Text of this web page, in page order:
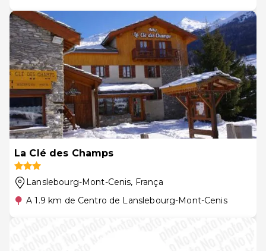
La Clé des Champs
Lanslebourg-Mont-Cenis, França
A 1.9 km de Centro de Lanslebourg-Mont-Cenis